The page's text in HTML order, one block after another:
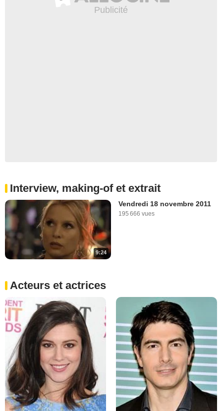
Interview, making-of et extrait
9:24
Vendredi 18 novembre 2011
195 666 vues
Acteurs et actrices